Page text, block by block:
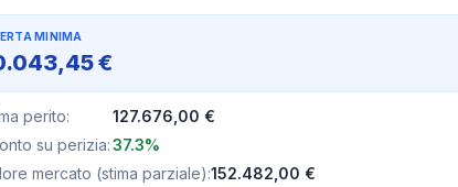
MINIMA
€
perito:
127.676,00 €
su perizia:37.3%
mercato (stima parziale):152.482,00 €